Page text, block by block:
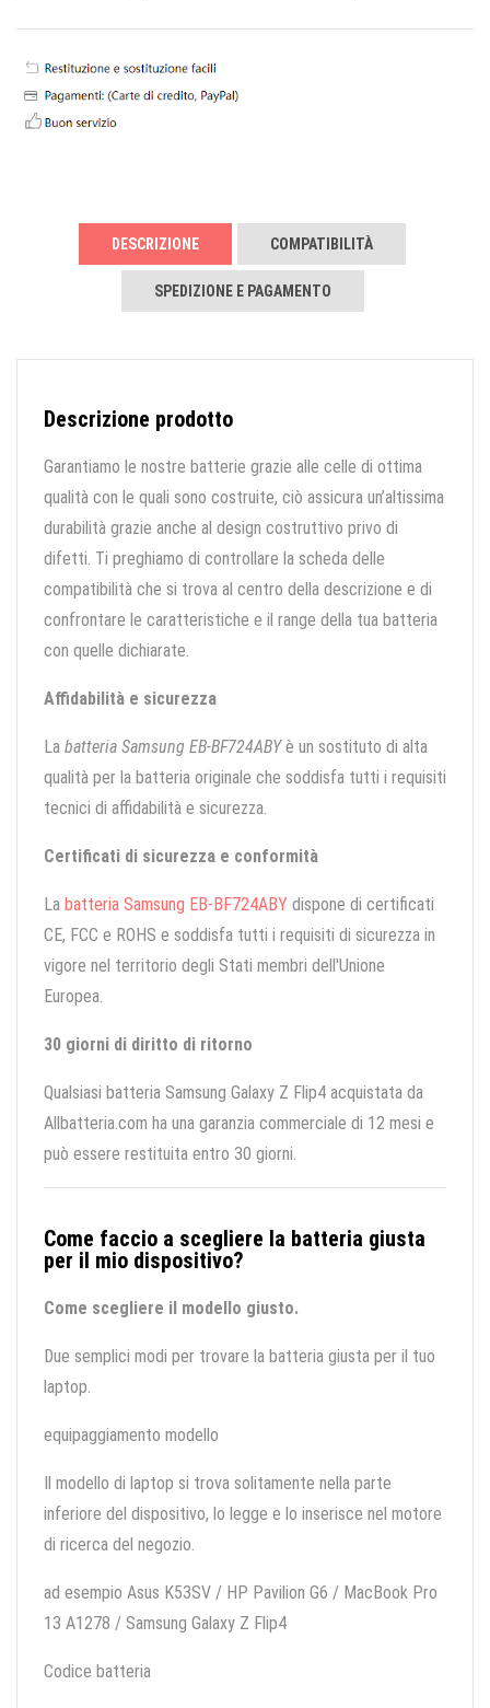
DESCRIZIONE COMPATIBILITÀ
SPEDIZIONE E PAGAMENTO
Descrizione prodotto
Garantiamo le nostre batterie grazie alle celle di ottima
qualità con le quali sono costruite, ciò assicura un’altissima
durabilità grazie anche al design costruttivo privo di
difetti. Ti preghiamo di controllare la scheda delle
compatibilità che si trova al centro della descrizione e di
confrontare le caratteristiche e il range della tua batteria
con quelle dichiarate.
Affidabilità e sicurezza
La batteria Samsung EB-BF724ABYè un sostituto di alta
qualità per la batteria originale che soddisfa tutti i requisiti
tecnici di affidabilità e sicurezza.
Certificati di sicurezza e conformità
La batteria Samsung EB-BF724ABY dispone di certificati
CE, FCC e ROHS e soddisfa tutti i requisiti di sicurezza in
vigore nel territorio degli Stati membri dell'Unione
Europea.
30 giorni di diritto di ritorno
Qualsiasi batteria Samsung Galaxy Z Flip4 acquistata da
Allbatteria.com ha una garanzia commerciale di 12 mesi e
può essere restituita entro 30 giorni.
Come faccio a scegliere la batteria giusta
per il mio dispositivo?
Come scegliere il modello giusto.
Due semplici modi per trovare la batteria giusta per il tuo
laptop.
equipaggiamento modello
Il modello di laptop si trova solitamente nella parte
inferiore del dispositivo, lo legge e lo inserisce nel motore
di ricerca del negozio.
ad esempio Asus K53SV / HP Pavilion G6 / MacBook Pro
13 A1278 / Samsung Galaxy Z Flip4
Codice batteria